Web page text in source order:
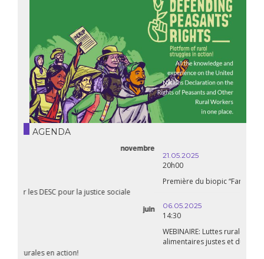
AGENDA
WEBINAIRE: Luttes rurales en action. Pour des systèmes